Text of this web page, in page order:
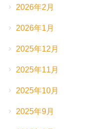
2026年2月
2026年1月
2025年12月
2025年11月
2025年10月
2025年9月